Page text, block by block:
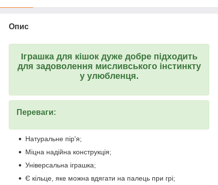
Опис
Іграшка для кішок дуже добре підходить
для задоволення мисливського інстинкту
у улюбленця.
Переваги:
Натуральне пір'я;
Міцна надійна конструкція;
Універсальна іграшка;
Є кільце, яке можна вдягати на палець при грі;